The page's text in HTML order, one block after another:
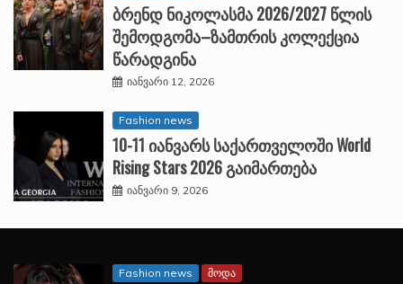
ბრენდ ნიკოლასმა 2026/2027 წლის
შემოდგომა–ზამთრის კოლექცია
წარადგინა
იანვარი 12, 2026
Fashion news
10-11 იანვარს საქართველოში World
Rising Stars 2026 გაიმართება
იანვარი 9, 2026
Fashion news მოდა